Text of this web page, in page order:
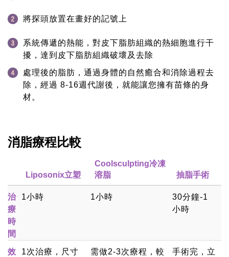
將探頭放置在畫好的記號上
系統傳遞的熱能，對皮下脂肪組織的熱細胞進行干
擾，達到皮下脂肪組織破壞及去除
處理後的脂肪，通過身體的自然癒合和消除過程去
除，經過 8-16週代謝後，就能讓您擁有苗條的身
材。
消脂療程比較
Liposonix立塑
Coolsculpting冷凍
溶脂
抽脂手術
治
療
時
間
1小時 1小時
30分鐘-1
小時
效
1次治療，尺寸
需做2-3次療程，較
手術完，立